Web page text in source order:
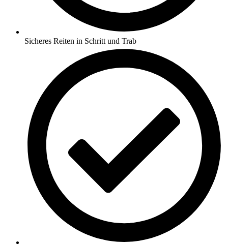
Sicheres Reiten in Schritt und Trab